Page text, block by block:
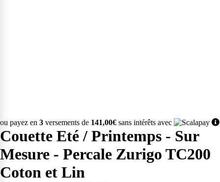
ou payez en 3 versements de 141,00€ sans intérêts avec
Couette Eté / Printemps - Sur
Mesure - Percale Zurigo TC200
Coton et Lin